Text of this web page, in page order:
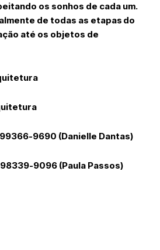
os sonhos de cada um.
de todas as etapas do
até os objetos de
99366-9690 (Danielle Dantas)
98339-9096 (Paula Passos)